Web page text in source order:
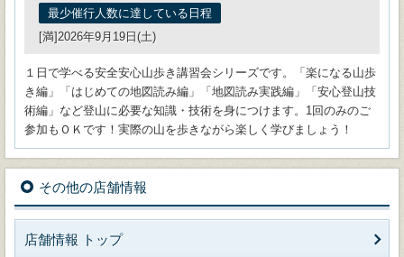
最少催行人数に達している日程
[満]2026年9月19日(土)
１日で学べる安全安心山歩き講習会シリーズです。「楽になる山歩
き編」「はじめての地図読み編」「地図読み実践編」「安心登山技
術編」など登山に必要な知識・技術を身につけます。1回のみのご
参加もＯＫです！実際の山を歩きながら楽しく学びましょう！
その他の店舗情報
店舗情報 トップ